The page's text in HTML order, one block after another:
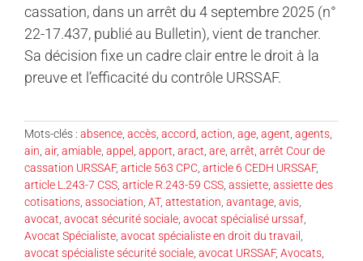
cassation, dans un arrêt du 4 septembre 2025 (n°
22-17.437, publié au Bulletin), vient de trancher.
Sa décision fixe un cadre clair entre le droit à la
preuve et l’efficacité du contrôle URSSAF.
Mots-clés : absence, accès, accord, action, age, agent, agents,
ain, air, amiable, appel , apport, aract, are, arrêt, arrêt Cour de
cassation URSSAF, article 563 CPC, article 6 CEDH URSSAF,
article L.243-7 CSS, article R.243-59 CSS, assiette, assiette des
cotisations, association, AT, attestation, avantage, avis,
avocat, avocat sécurité sociale, avocat spécialisé urssaf,
Avocat Spécialiste, avocat spécialiste en droit du travail ,
avocat spécialiste sécurité sociale, avocat URSSAF, Avocats,